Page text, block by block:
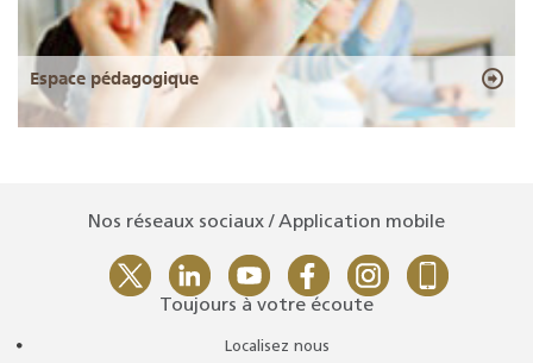
Espace pédagogique
Nos réseaux sociaux / Application mobile
Toujours à votre écoute
Localisez nous